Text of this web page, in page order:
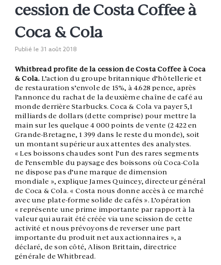
cession de Costa Coffee à
Coca & Cola
Publié le 31 août 2018
Whitbread profite de la cession de Costa Coffee à Coca
& Cola. L’action du groupe britannique d’hôtellerie et
de restauration s’envole de 15%, à 4.628 pence, après
l’annonce du rachat de la deuxième chaîne de café au
monde derrière Starbucks. Coca & Cola va payer 5,1
milliards de dollars (dette comprise) pour mettre la
main sur les quelque 4 000 points de vente (2 422 en
Grande-Bretagne, 1 399 dans le reste du monde), soit
un montant supérieur aux attentes des analystes.
« Les boissons chaudes sont l’un des rares segments
de l’ensemble du paysage des boissons où Coca-Cola
ne dispose pas d’une marque de dimension
mondiale », explique James Quincey, directeur général
de Coca & Cola. « Costa nous donne accès à ce marché
avec une plate-forme solide de cafés ». L’opération
« représente une prime importante par rapport à la
valeur qui aurait été créée via une scission de cette
activité et nous prévoyons de reverser une part
importante du produit net aux actionnaires », a
déclaré, de son côté, Alison Brittain, directrice
générale de Whitbread.